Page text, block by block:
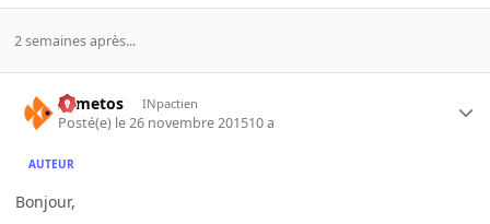
2 semaines après...
Armetos INpactien
Posté(e) le 26 novembre 201510 a
AUTEUR
Bonjour,